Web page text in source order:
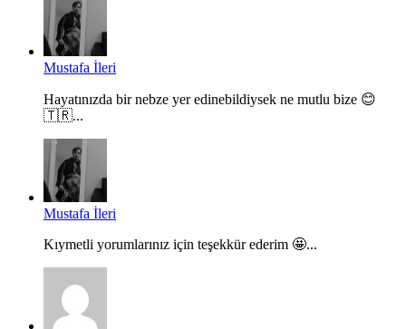
Mustafa İleri
Hayatınızda bir nebze yer edinebildiysek ne mutlu bize 😊
🇹🇷...
Mustafa İleri
Kıymetli yorumlarınız için teşekkür ederim 🤩...